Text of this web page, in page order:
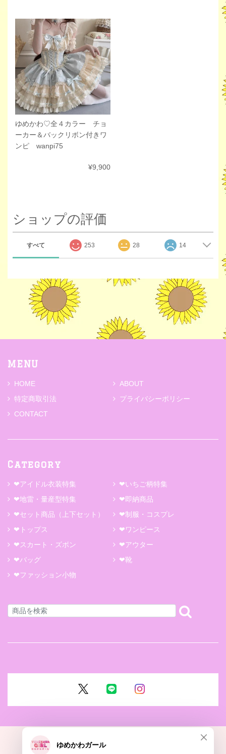
ゆめかわ♡全４カラー チョ
ーカー＆バックリボン付きワ
ンピ wanpi75
¥9,900
ショップの評価
すべて 253 28 14
MENU
HOME
ABOUT
特定商取引法
プライバシーポリシー
CONTACT
Category
❤アイドル衣装特集
❤いちご柄特集
❤地雷・量産型特集
❤即納商品
❤セット商品（上下セット）
❤制服・コスプレ
❤トップス
❤ワンピース
❤スカート・ズボン
❤アウター
❤バッグ
❤靴
❤ファッション小物